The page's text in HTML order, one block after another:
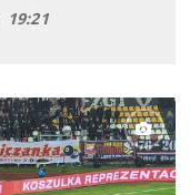
19:21